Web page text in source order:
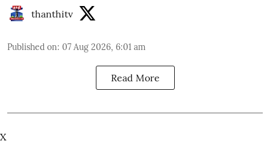
thanthitv
Published on: 07 Aug 2026, 6:01 am
Read More
X